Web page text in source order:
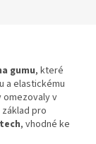
gumu, které
a elastickému
omezovaly v
pro
, vhodné ke